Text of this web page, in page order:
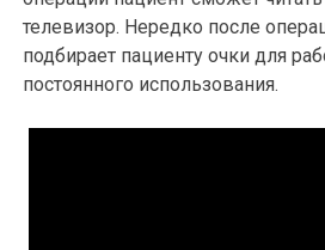
телевизор. Нередко после
подбирает пациенту очки для
постоянного использования.